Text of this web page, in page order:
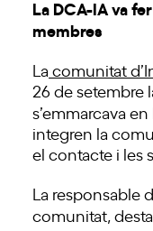
La DCA-IA va
membres
La comunitat
26 de setembre
s’emmarcava en
integren la
el contacte i les
La responsable
comunitat,